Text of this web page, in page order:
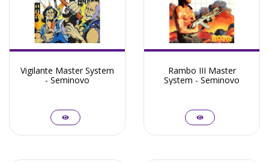
Vigilante Master System
- Seminovo
Rambo III Master
System - Seminovo